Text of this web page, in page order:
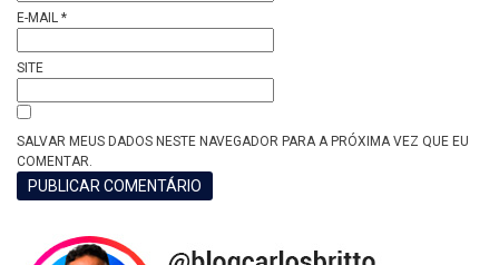
E-MAIL *
SITE
SALVAR MEUS DADOS NESTE NAVEGADOR PARA A PRÓXIMA VEZ QUE EU
COMENTAR.